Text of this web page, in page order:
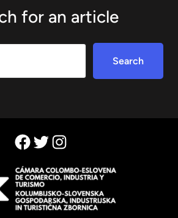
for an article
Search
Facebook
TwitterInstagram